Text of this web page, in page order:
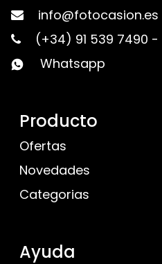
info@fotocasion.es
(+34) 91 539 7490 -
Whatsapp
Producto
Ofertas
Novedades
Categorias
Ayuda